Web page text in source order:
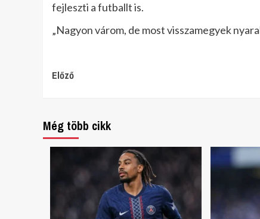
fejleszti a futballt is.
„Nagyon várom, de most visszamegyek
Continue
Előző
Még több cikk